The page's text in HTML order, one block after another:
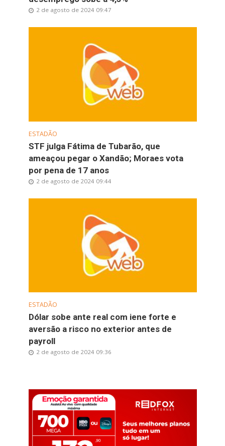
2 de agosto de 2024 09:47
ESTADÃO
STF julga Fátima de Tubarão, que
ameaçou pegar o Xandão; Moraes vota
por pena de 17 anos
2 de agosto de 2024 09:44
ESTADÃO
Dólar sobe ante real com iene forte e
aversão a risco no exterior antes de
payroll
2 de agosto de 2024 09:36